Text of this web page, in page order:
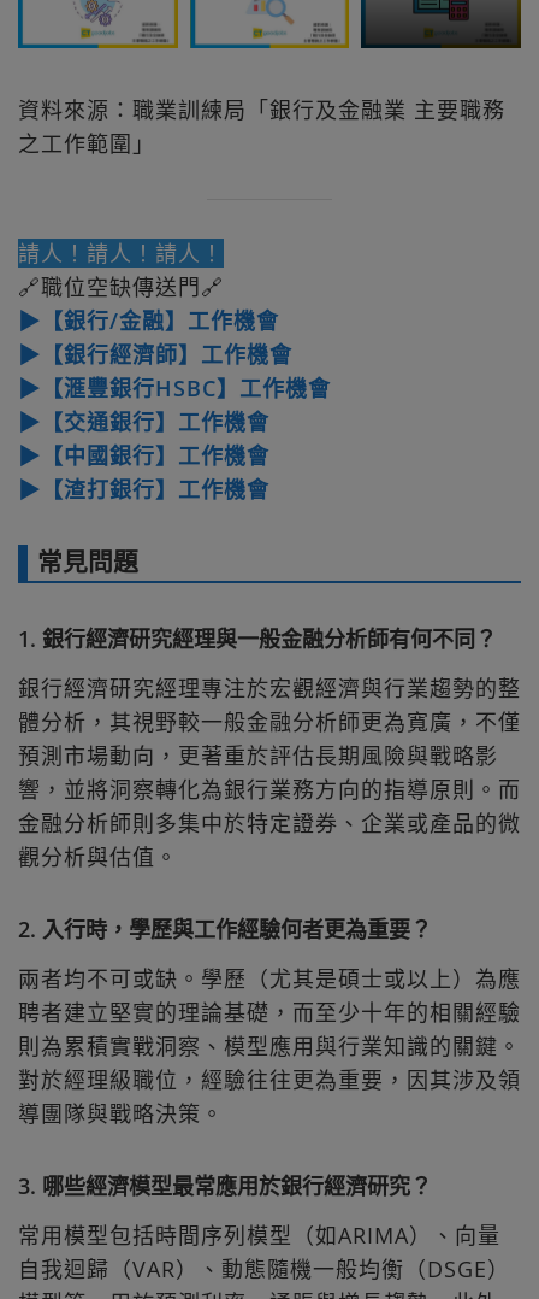
資料來源：職業訓練局「銀行及金融業 主要職務
之工作範圍」
請人！請人！請人！
🔗職位空缺傳送門🔗
▶【銀行/金融】工作機會
▶【銀行經濟師】工作機會
▶【滙豐銀行HSBC】工作機會
▶【交通銀行】工作機會
▶【中國銀行】工作機會
▶【渣打銀行】工作機會
常見問題
1. 銀行經濟研究經理與一般金融分析師有何不同？
銀行經濟研究經理專注於宏觀經濟與行業趨勢的整
體分析，其視野較一般金融分析師更為寬廣，不僅
預測市場動向，更著重於評估長期風險與戰略影
響，並將洞察轉化為銀行業務方向的指導原則。而
金融分析師則多集中於特定證券、企業或產品的微
觀分析與估值。
2. 入行時，學歷與工作經驗何者更為重要？
兩者均不可或缺。學歷（尤其是碩士或以上）為應
聘者建立堅實的理論基礎，而至少十年的相關經驗
則為累積實戰洞察、模型應用與行業知識的關鍵。
對於經理級職位，經驗往往更為重要，因其涉及領
導團隊與戰略決策。
3. 哪些經濟模型最常應用於銀行經濟研究？
常用模型包括時間序列模型（如ARIMA）、向量
自我迴歸（VAR）、動態隨機一般均衡（DSGE）